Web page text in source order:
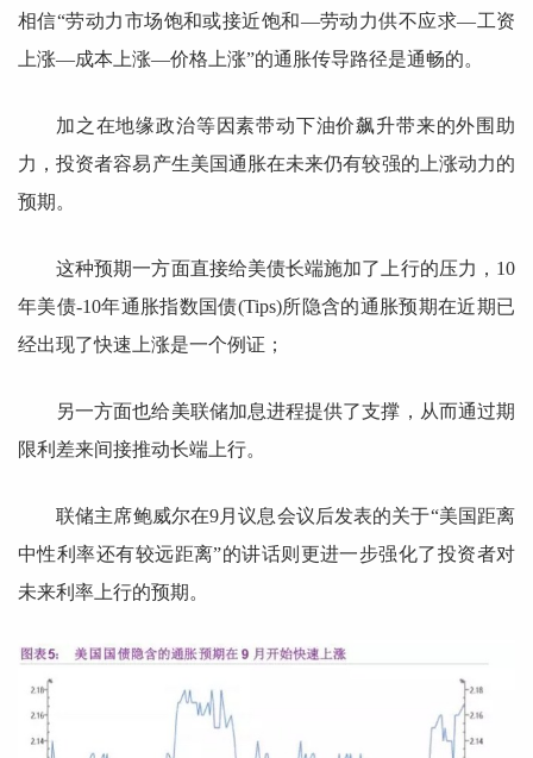
相信“劳动力市场饱和或接近饱和—劳动力供不应求—工资
上涨—成本上涨—价格上涨”的通胀传导路径是通畅的。
加之在地缘政治等因素带动下油价飙升带来的外围助
力，投资者容易产生美国通胀在未来仍有较强的上涨动力的
预期。
这种预期一方面直接给美债长端施加了上行的压力，10
年美债-10年通胀指数国债(Tips)所隐含的通胀预期在近期已
经出现了快速上涨是一个例证；
另一方面也给美联储加息进程提供了支撑，从而通过期
限利差来间接推动长端上行。
联储主席鲍威尔在9月议息会议后发表的关于“美国距离
中性利率还有较远距离”的讲话则更进一步强化了投资者对
未来利率上行的预期。